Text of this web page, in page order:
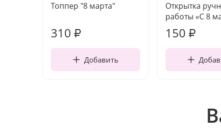
Топпер "8 марта"
310 ₽
Добавить
Открытка
работы «С 8
150 ₽